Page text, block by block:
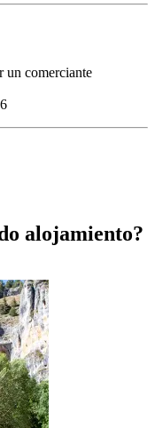
un comerciante
alojamiento?